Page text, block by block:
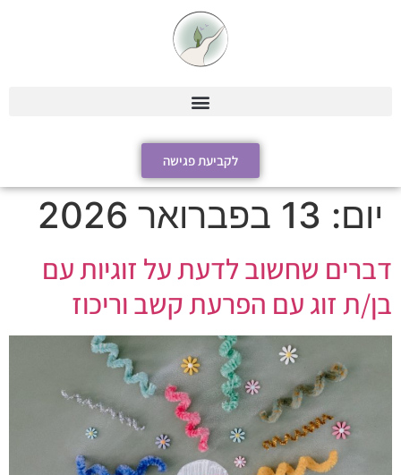
לקביעת פגישה
יום: 13 בפברואר 2026
דברים שחשוב לדעת על זוגיות עם
בן/ת זוג עם הפרעת קשב וריכוז